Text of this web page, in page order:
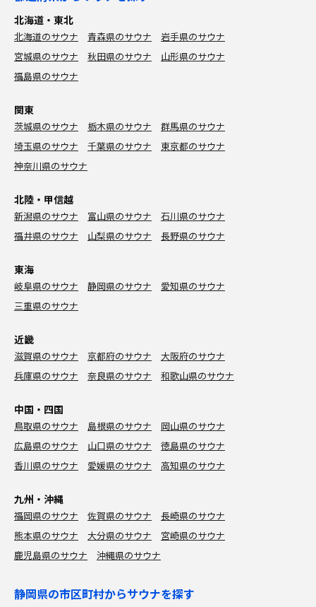
北海道・東北
北海道のサウナ 青森県のサウナ
岩手県のサウナ
宮城県のサウナ
秋田県のサウナ
山形県のサウナ
福島県のサウナ
関東
茨城県のサウナ 栃木県のサウナ
群馬県のサウナ
埼玉県のサウナ
千葉県のサウナ
東京都のサウナ
神奈川県のサウナ
北陸・甲信越
新潟県のサウナ 富山県のサウナ
石川県のサウナ
福井県のサウナ
山梨県のサウナ 長野県のサウナ
東海
岐阜県のサウナ 静岡県のサウナ
愛知県のサウナ
三重県のサウナ
近畿
滋賀県のサウナ 京都府のサウナ
大阪府のサウナ
兵庫県のサウナ
奈良県のサウナ 和歌山県のサウナ
中国・四国
鳥取県のサウナ 島根県のサウナ
岡山県のサウナ
広島県のサウナ
山口県のサウナ
徳島県のサウナ
香川県のサウナ
愛媛県のサウナ 高知県のサウナ
九州・沖縄
福岡県のサウナ 佐賀県のサウナ
長崎県のサウナ
熊本県のサウナ
大分県のサウナ
宮崎県のサウナ
鹿児島県のサウナ
沖縄県のサウナ
静岡県の市区町村からサウナを探す